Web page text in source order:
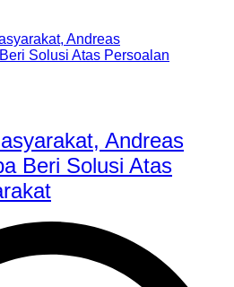
Andreas
Beri Solusi Atas